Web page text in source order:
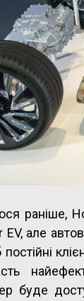
раніше,
але
буде